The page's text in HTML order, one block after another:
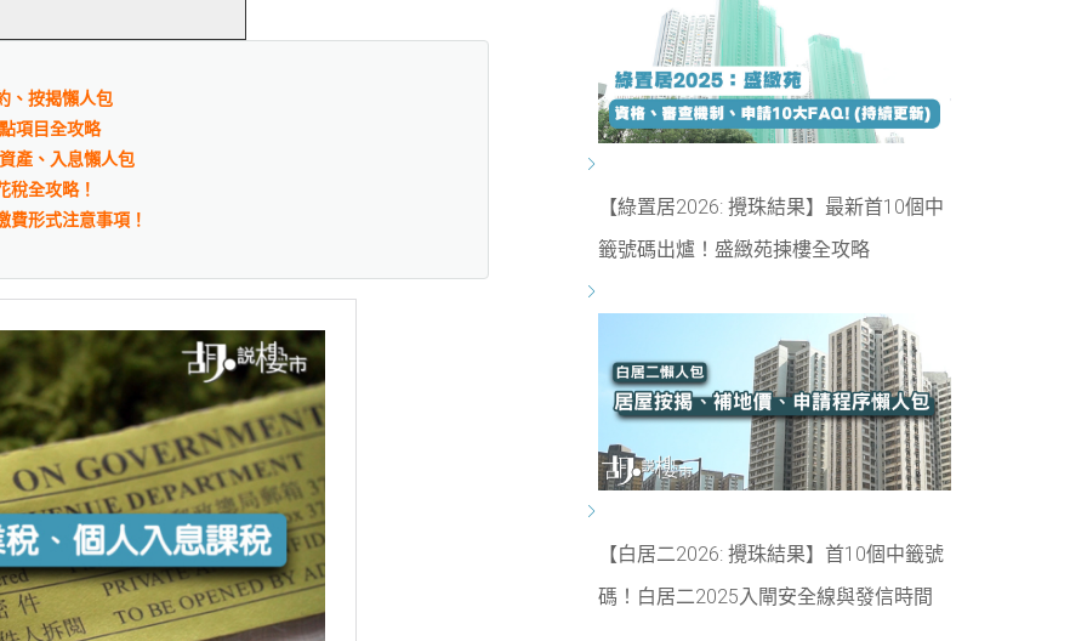
、按揭懶人包
項目全攻略
產、入息懶人包
稅全攻略！
費形式注意事項！
【綠置居2026: 攪珠結果】最新首10個中
籤號碼出爐！盛緻苑揀樓全攻略
【白居二2026: 攪珠結果】首10個中籤號
碼！白居二2025入閘安全線與發信時間